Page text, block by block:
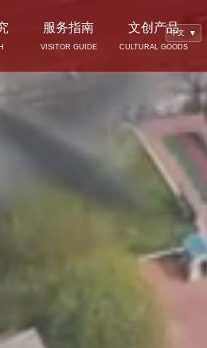
中文 ▼
服务指南
VISITOR GUIDE
文创产品
CULTURAL GOODS